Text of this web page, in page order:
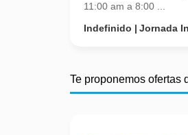
11:00 am a 8:00 ...
Indefinido
Jornada
Te proponemos ofertas